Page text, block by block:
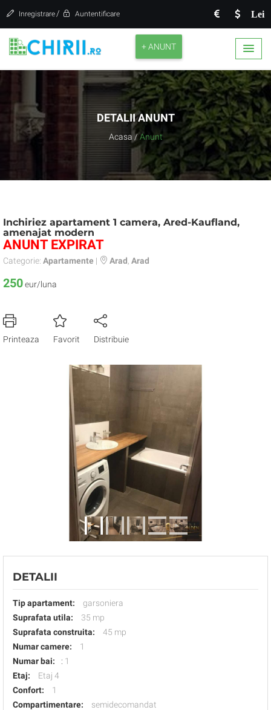
Lei
Inregistrare / Auntentificare
+ ANUNT
DETALII ANUNT
Acasa / Anunt
Inchiriez apartament 1 camera, Ared-Kaufland,
amenajat modern
ANUNT EXPIRAT
Categorie: Apartamente | Arad Arad
250eur/luna
Printeaza Favorit Distribuie
DETALII
Tip apartament:
garsoniera
Suprafata utila:
35 mp
Suprafata construita:
45 mp
Numar camere:
1
Numar bai:
: 1
Etaj:
Etaj 4
Confort:
1
Compartimentare:
semidecomandat